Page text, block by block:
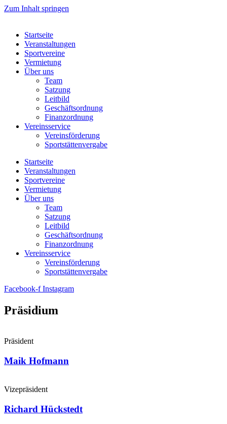
Zum Inhalt springen
Startseite
Veranstaltungen
Sportvereine
Vermietung
Über uns
Team
Satzung
Leitbild
Geschäftsordnung
Finanzordnung
Vereinsservice
Vereinsförderung
Sportstättenvergabe
Startseite
Veranstaltungen
Sportvereine
Vermietung
Über uns
Team
Satzung
Leitbild
Geschäftsordnung
Finanzordnung
Vereinsservice
Vereinsförderung
Sportstättenvergabe
Facebook-f Instagram
Präsidium
Präsident
Maik Hofmann
Vizepräsident
Richard Hückstedt